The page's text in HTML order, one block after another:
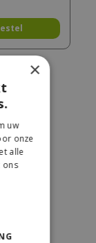
×
uw
onze
alle
ons